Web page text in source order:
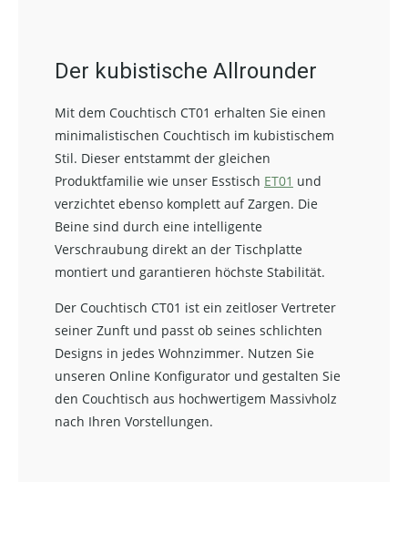
Der kubistische Allrounder
Mit dem Couchtisch CT01 erhalten Sie einen
minimalistischen Couchtisch im kubistischem
Stil. Dieser entstammt der gleichen
Produktfamilie wie unser Esstisch ET01 und
verzichtet ebenso komplett auf Zargen. Die
Beine sind durch eine intelligente
Verschraubung direkt an der Tischplatte
montiert und garantieren höchste Stabilität.
Der Couchtisch CT01 ist ein zeitloser Vertreter
seiner Zunft und passt ob seines schlichten
Designs in jedes Wohnzimmer. Nutzen Sie
unseren Online Konfigurator und gestalten Sie
den Couchtisch aus hochwertigem Massivholz
nach Ihren Vorstellungen.